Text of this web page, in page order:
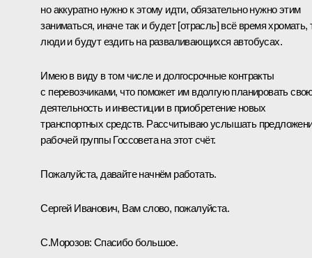
но аккуратно нужно к этому идти, обязательно нужно этим
заниматься, иначе так и будет [отрасль] всё время хромать,
люди и будут ездить на разваливающихся автобусах.
Имею в виду в том числе и долгосрочные контракты
с перевозчиками, что поможет им вдолгую планировать
деятельность и инвестиции в приобретение новых
транспортных средств. Рассчитываю услышать
рабочей группы Госсовета на этот счёт.
Пожалуйста, давайте начнём работать.
Сергей Иванович, Вам слово, пожалуйста.
С.Морозов: Спасибо большое.